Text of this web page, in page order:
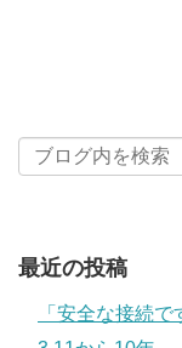
最近の投稿
「安全な接続で